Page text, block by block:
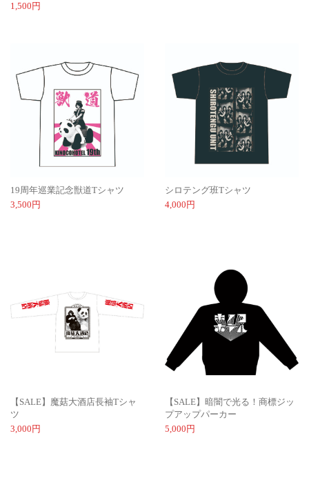
1,500円
19周年巡業記念獣道Tシャツ
3,500円
シロテング班Tシャツ
4,000円
【SALE】魔菇大酒店長袖Tシャ
ツ
3,000円
【SALE】暗闇で光る！商標ジッ
プアップパーカー
5,000円